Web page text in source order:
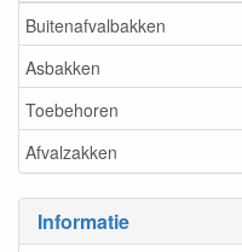
Buitenafvalbakken
Asbakken
Toebehoren
Afvalzakken
Informatie